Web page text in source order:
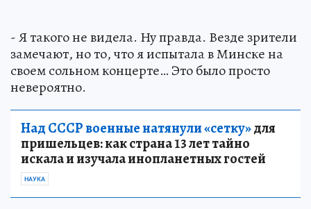
- Я такого не видела. Ну правда. Везде зрители
замечают, но то, что я испытала в Минске на
своем сольном концерте… Это было просто
невероятно.
Над СССР военные натянули «сетку»для
пришельцев: как страна 13 лет тайно
искала и изучала инопланетных гостей
НАУКА